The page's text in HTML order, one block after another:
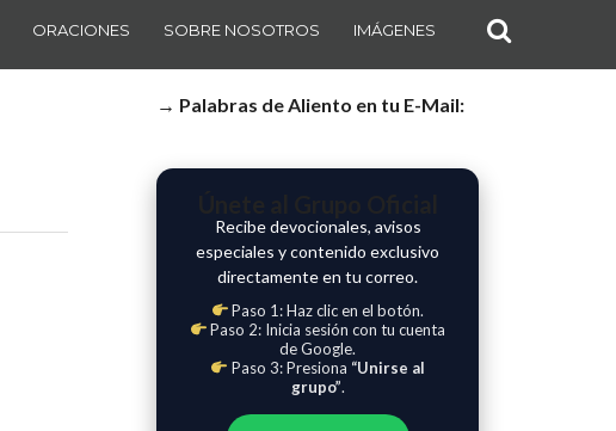
ORACIONES SOBRE NOSOTROS IMÁGENES
→ Palabras de Aliento en tu E-Mail:
Recibe devocionales, avisos
especiales y contenido exclusivo
directamente en tu correo.
Paso 1: Haz clic en el botón.
Paso 2: Inicia sesión con tu cuenta
de Google.
Paso 3: Presiona “Unirse al
grupo”.